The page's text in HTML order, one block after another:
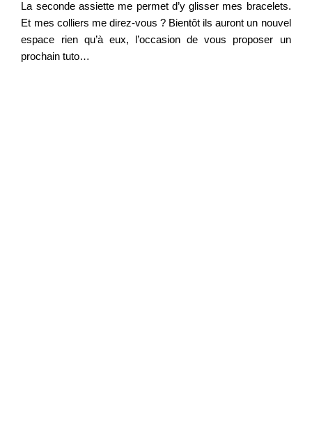
La seconde assiette me permet d’y glisser mes bracelets.
Et mes colliers me direz-vous ? Bientôt ils auront un nouvel
espace rien qu’à eux, l’occasion de vous proposer un
prochain tuto…